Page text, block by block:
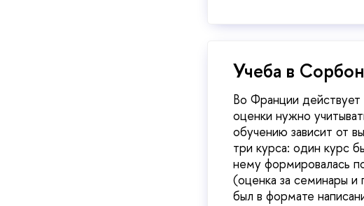
Учеба в
Во Франции действует
оценки нужно
обучению зависит от
три курса: один курс
нему формировалась
(оценка за семинары
был в формате